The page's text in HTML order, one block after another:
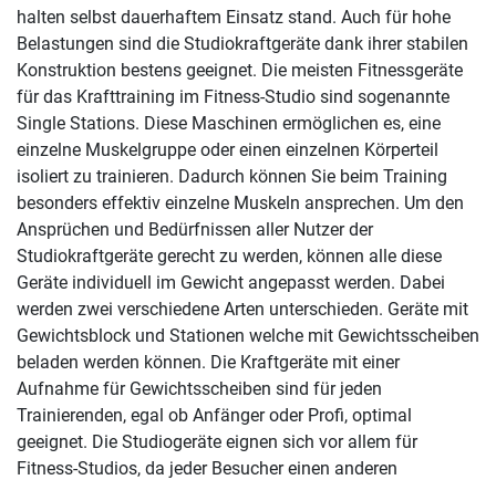
halten selbst dauerhaftem Einsatz stand. Auch für hohe
Belastungen sind die Studiokraftgeräte dank ihrer stabilen
Konstruktion bestens geeignet. Die meisten Fitnessgeräte
für das Krafttraining im Fitness-Studio sind sogenannte
Single Stations. Diese Maschinen ermöglichen es, eine
einzelne Muskelgruppe oder einen einzelnen Körperteil
isoliert zu trainieren. Dadurch können Sie beim Training
besonders effektiv einzelne Muskeln ansprechen. Um den
Ansprüchen und Bedürfnissen aller Nutzer der
Studiokraftgeräte gerecht zu werden, können alle diese
Geräte individuell im Gewicht angepasst werden. Dabei
werden zwei verschiedene Arten unterschieden. Geräte mit
Gewichtsblock und Stationen welche mit Gewichtsscheiben
beladen werden können. Die Kraftgeräte mit einer
Aufnahme für Gewichtsscheiben sind für jeden
Trainierenden, egal ob Anfänger oder Profi, optimal
geeignet. Die Studiogeräte eignen sich vor allem für
Fitness-Studios, da jeder Besucher einen anderen